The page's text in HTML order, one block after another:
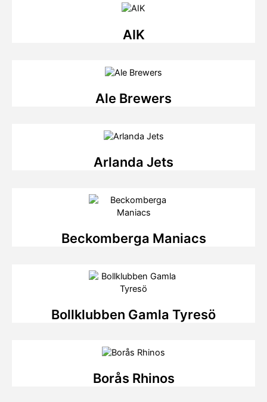
AIK
Ale Brewers
Arlanda Jets
Beckomberga Maniacs
Bollklubben Gamla Tyresö
Borås Rhinos